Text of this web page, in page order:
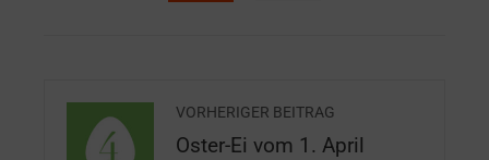
VORHERIGER BEITRAG
Oster-Ei vom 1. April